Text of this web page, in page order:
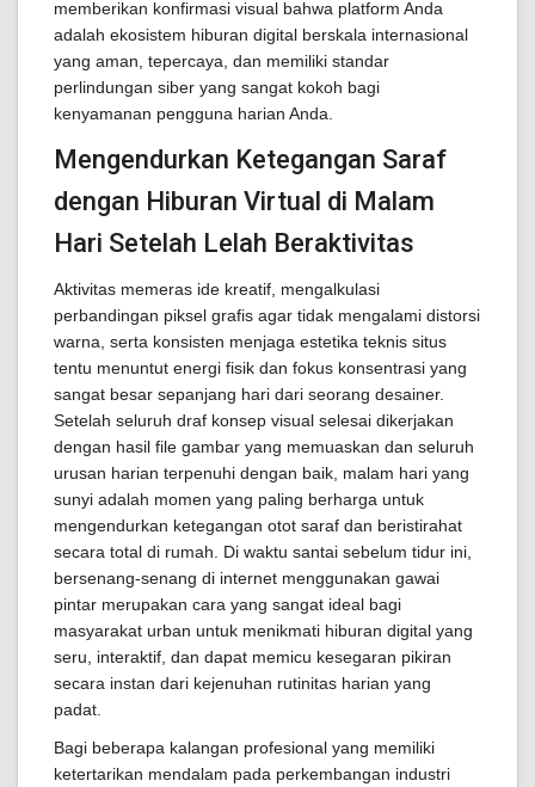
memberikan konfirmasi visual bahwa platform Anda
adalah ekosistem hiburan digital berskala internasional
yang aman, tepercaya, dan memiliki standar
perlindungan siber yang sangat kokoh bagi
kenyamanan pengguna harian Anda.
Mengendurkan Ketegangan Saraf
dengan Hiburan Virtual di Malam
Hari Setelah Lelah Beraktivitas
Aktivitas memeras ide kreatif, mengalkulasi
perbandingan piksel grafis agar tidak mengalami distorsi
warna, serta konsisten menjaga estetika teknis situs
tentu menuntut energi fisik dan fokus konsentrasi yang
sangat besar sepanjang hari dari seorang desainer.
Setelah seluruh draf konsep visual selesai dikerjakan
dengan hasil file gambar yang memuaskan dan seluruh
urusan harian terpenuhi dengan baik, malam hari yang
sunyi adalah momen yang paling berharga untuk
mengendurkan ketegangan otot saraf dan beristirahat
secara total di rumah. Di waktu santai sebelum tidur ini,
bersenang-senang di internet menggunakan gawai
pintar merupakan cara yang sangat ideal bagi
masyarakat urban untuk menikmati hiburan digital yang
seru, interaktif, dan dapat memicu kesegaran pikiran
secara instan dari kejenuhan rutinitas harian yang
padat.
Bagi beberapa kalangan profesional yang memiliki
ketertarikan mendalam pada perkembangan industri